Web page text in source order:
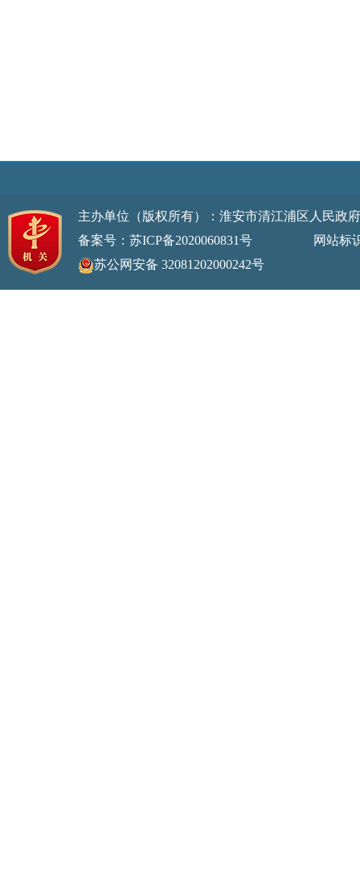
主办单位（版权所有）：淮安市清江浦区人民
备案号：苏ICP备2020060831号
网站标识码
苏公网安备 32081202000242号